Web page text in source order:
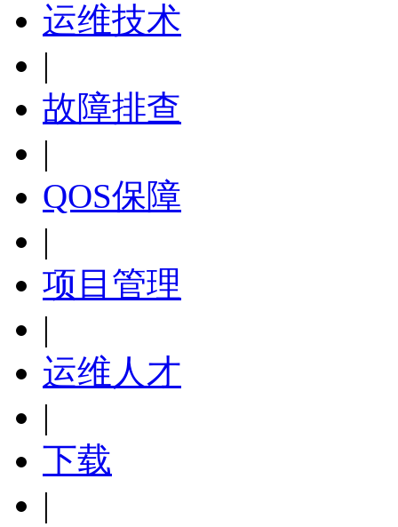
运维技术
|
故障排查
|
QOS保障
|
项目管理
|
运维人才
|
下载
|